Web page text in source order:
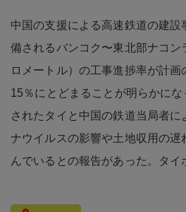
中国の支援による高速鉄道の建設
備されるバンコク〜東北部ナコン
ロメートル）の工事進捗率が計画
15％にとどまることが明らかに
されたタイと中国の鉄道当局者に
ナウイルスの影響や土地収用の遅
んでいるとの報告があった。タイ